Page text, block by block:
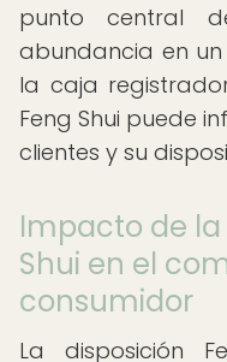
punto central
abundancia en un
la caja
Feng Shui puede
clientes y su
Impacto de la
Shui en el
consumidor
La disposición